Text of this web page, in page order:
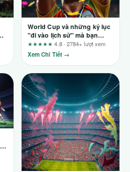
World Cup và những kỷ lục
"đi vào lịch sử" mà bạn
không thể bỏ lỡ
★★★★★4.8 · 2784+ lượt xem
Xem Chi Tiết →